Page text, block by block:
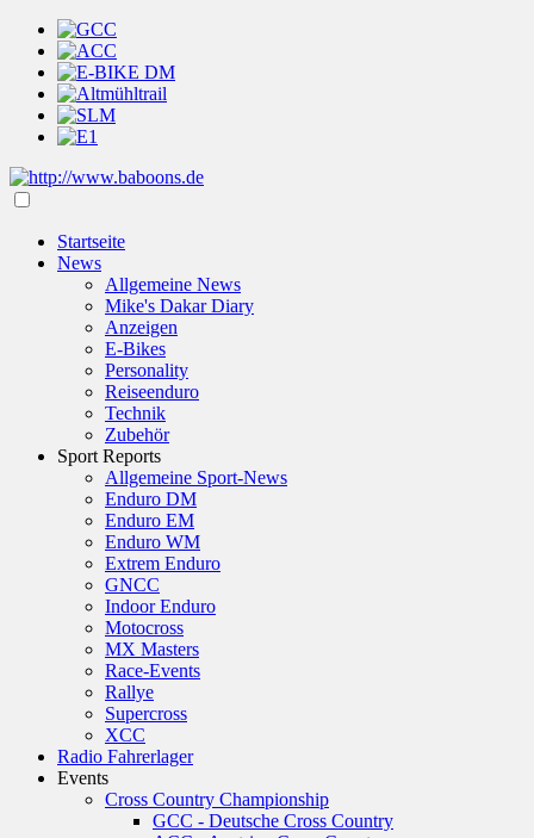
Startseite
News
Allgemeine News
Mike's Dakar Diary
Anzeigen
E-Bikes
Personality
Reiseenduro
Technik
Zubehör
Sport Reports
Allgemeine Sport-News
Enduro DM
Enduro EM
Enduro WM
Extrem Enduro
GNCC
Indoor Enduro
Motocross
MX Masters
Race-Events
Rallye
Supercross
XCC
Radio Fahrerlager
Events
Cross Country Championship
GCC - Deutsche Cross Country